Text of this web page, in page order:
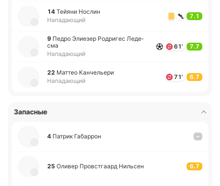
14 Тейяни Нослин
Нападающий
7.1
9 Педро Элие­зер Ро­дри­гес Ле­де­
сма
Нападающий
61' 7.7
22 Маттео Ка­нче­лье­ри
Нападающий
71' 6.7
Запасные
4 Патрик Га­ба­ррон –
25 Оливер Про­встгаард Ни­льсен 6.7